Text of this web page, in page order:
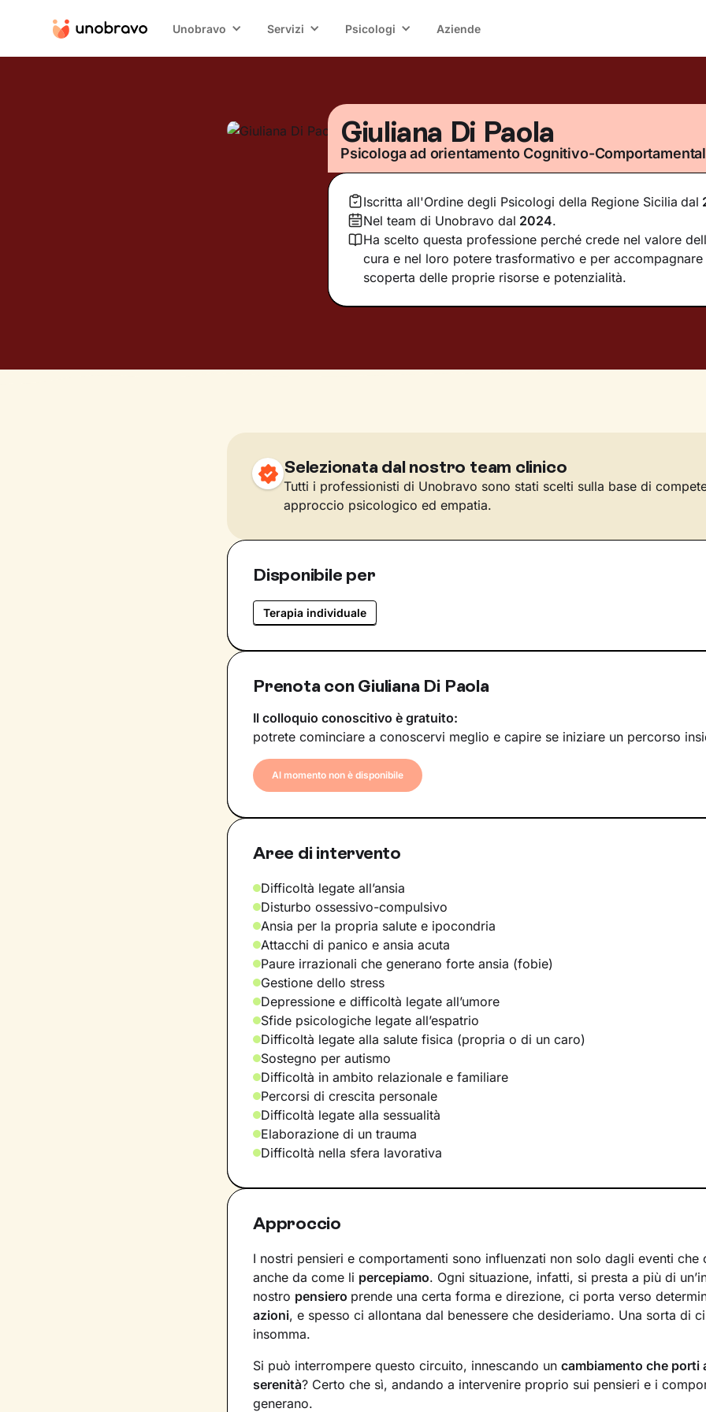
Unobravo Servizi Psicologi Aziende
Giuliana Di Paola
Psicologa ad orientamento Cognitivo-
Iscritta all'Ordine degli Psicologi della Regione Sicilia dal
Nel team di Unobravo dal 2024.
Ha scelto questa professione perché crede nel valore
cura e nel loro potere trasformativo e per accompagnare
scoperta delle proprie risorse e potenzialità.
Selezionata dal nostro team clinico
Tutti i professionisti di Unobravo sono stati scelti sulla base di
approccio psicologico ed empatia.
Disponibile per
Terapia individuale
Prenota con Giuliana Di Paola
Il colloquio conoscitivo è gratuito:
potrete cominciare a conoscervi meglio e capire se iniziare un percorso
Al momento non è disponibile
Aree di intervento
Difficoltà legate all’ansia
Disturbo ossessivo-compulsivo
Ansia per la propria salute e ipocondria
Attacchi di panico e ansia acuta
Paure irrazionali che generano forte ansia (fobie)
Gestione dello stress
Depressione e difficoltà legate all’umore
Sfide psicologiche legate all’espatrio
Difficoltà legate alla salute fisica (propria o di un caro)
Sostegno per autismo
Difficoltà in ambito relazionale e familiare
Percorsi di crescita personale
Difficoltà legate alla sessualità
Elaborazione di un trauma
Difficoltà nella sfera lavorativa
Approccio
I nostri pensieri e comportamenti sono influenzati non solo dagli eventi che
anche da come li percepiamo. Ogni situazione, infatti, si presta a più di
nostro pensiero prende una certa forma e direzione, ci porta verso
azioni, e spesso ci allontana dal benessere che desideriamo. Una sorta di
insomma.
Si può interrompere questo circuito, innescando un cambiamento che porti
serenità? Certo che sì, andando a intervenire proprio sui pensieri e i
generano.